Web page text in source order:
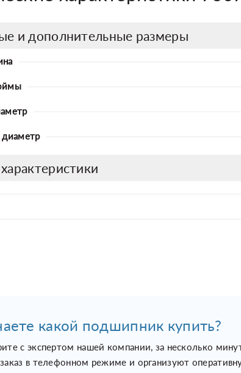
и дополнительные размеры
диаметр
какой подшипник купить?
с экспертом нашей компании, за несколько
в телефонном режиме и организуют